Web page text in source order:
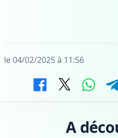
le 04/02/2025 à 11:56
A